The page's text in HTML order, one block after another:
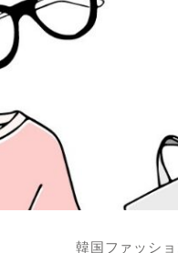
韓国ファッショ